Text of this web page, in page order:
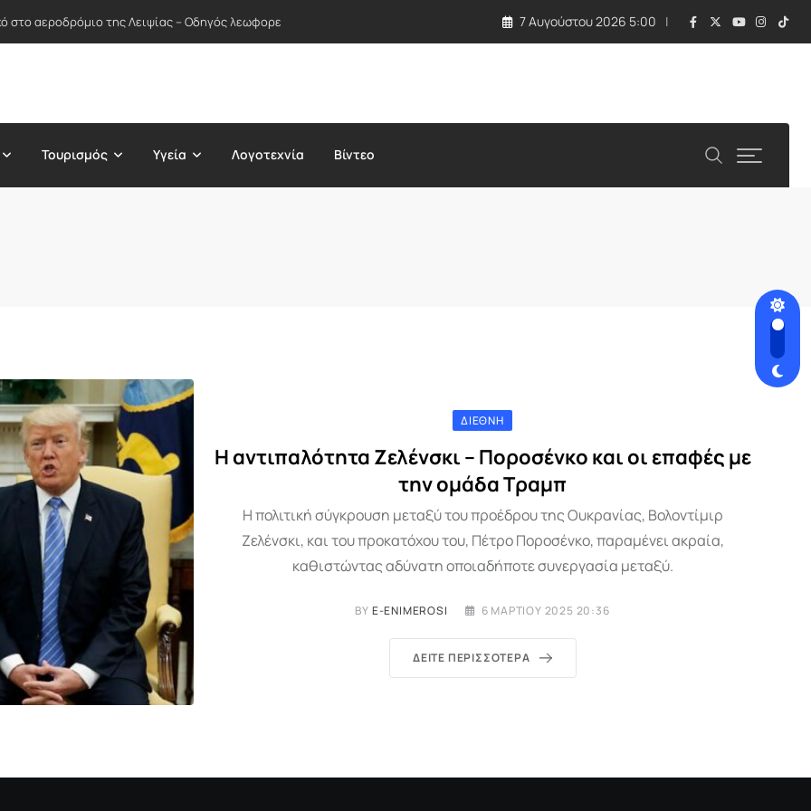
στο αεροδρόμιο της Λειψίας – Οδηγός λεωφορείου απέτρεψε πιθανή τραγωδία με εκρηκτική συσκευή σε drone
7 Αυγούστου 2026 5:00
Τουρισμός Υγεία Λογοτεχνία Βίντεο
ΔΙΕΘΝΉ
Η αντιπαλότητα Ζελένσκι – Ποροσένκο και οι επαφές με
την ομάδα Τραμπ
Η πολιτική σύγκρουση μεταξύ του προέδρου της Ουκρανίας, Βολοντίμιρ
Ζελένσκι, και του προκατόχου του, Πέτρο Ποροσένκο, παραμένει ακραία,
καθιστώντας αδύνατη οποιαδήποτε συνεργασία μεταξύ.
BY E-ENIMEROSI 6 ΜΑΡΤΊΟΥ 2025 20:36
ΔΕΊΤΕ ΠΕΡΙΣΣΌΤΕΡΑ